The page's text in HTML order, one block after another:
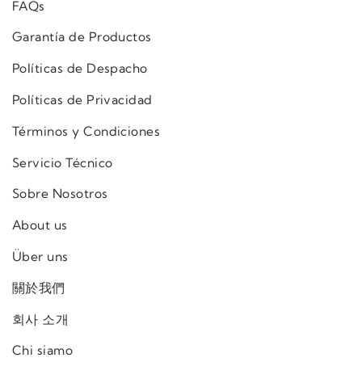
FAQs
Garantía de Productos
Políticas de Despacho
Políticas de Privacidad
Términos y Condiciones
Servicio Técnico
Sobre Nosotros
About us
Über uns
關於我們
회사 소개
Chi siamo